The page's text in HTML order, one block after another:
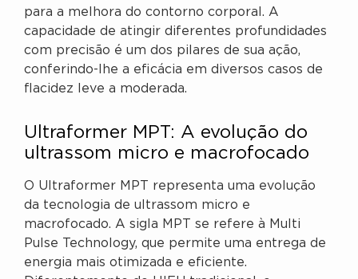
para a melhora do contorno corporal. A
capacidade de atingir diferentes profundidades
com precisão é um dos pilares de sua ação,
conferindo-lhe a eficácia em diversos casos de
flacidez leve a moderada.
Ultraformer MPT: A evolução do
ultrassom micro e macrofocado
O Ultraformer MPT representa uma evolução
da tecnologia de ultrassom micro e
macrofocado. A sigla MPT se refere à Multi
Pulse Technology, que permite uma entrega de
energia mais otimizada e eficiente.